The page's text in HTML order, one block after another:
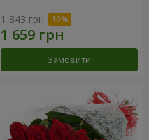
1 843 грн
Замовити